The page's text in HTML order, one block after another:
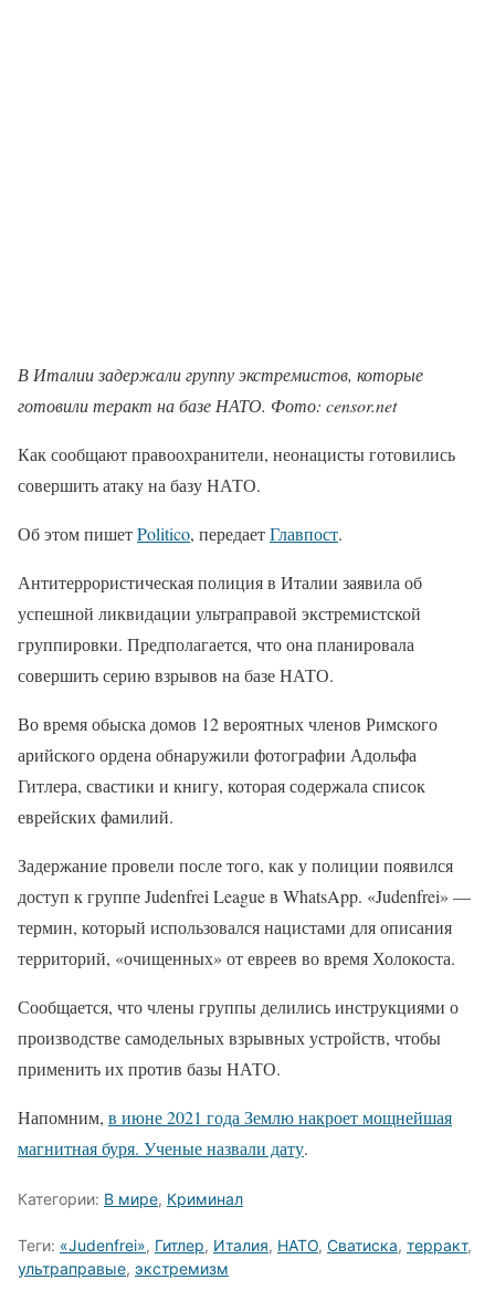
В Италии задержали группу экстремистов, которые
готовили теракт на базе НАТО. Фото: censor.net
Как сообщают правоохранители, неонацисты готовились
совершить атаку на базу НАТО.
Об этом пишетPolitico, передаетГлавпост.
Антитеррористическая полиция в Италии заявила об
успешной ликвидации ультраправой экстремистской
группировки. Предполагается, что она планировала
совершить серию взрывов на базе НАТО.
Во время обыска домов 12 вероятных членов Римского
арийского ордена обнаружили фотографии Адольфа
Гитлера, свастики и книгу, которая содержала список
еврейских фамилий.
Задержание провели после того, как у полиции появился
доступ к группе Judenfrei League в WhatsApp. «Judenfrei» —
термин, который использовался нацистами для описания
территорий, «очищенных» от евреев во время Холокоста.
Сообщается, что члены группы делились инструкциями о
производстве самодельных взрывных устройств, чтобы
применить их против базы НАТО.
Напомним, в июне 2021 года Землю накроет мощнейшая
магнитная буря. Ученые назвали дату.
Категории: В мире, Криминал
Теги: «Judenfrei», Гитлер, Италия, НАТО, Сватиска, терракт,
ультраправые, экстремизм